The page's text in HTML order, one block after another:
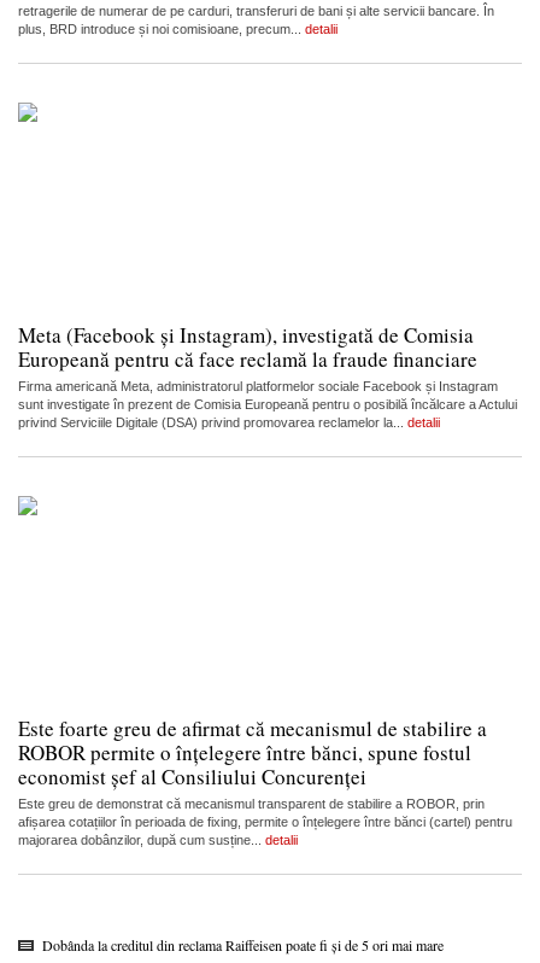
retragerile de numerar de pe carduri, transferuri de bani și alte servicii bancare. În
plus, BRD introduce și noi comisioane, precum... detalii
Meta (Facebook și Instagram), investigată de Comisia
Europeană pentru că face reclamă la fraude financiare
Firma americană Meta, administratorul platformelor sociale Facebook și Instagram
sunt investigate în prezent de Comisia Europeană pentru o posibilă încălcare a Actului
privind Serviciile Digitale (DSA) privind promovarea reclamelor la... detalii
Este foarte greu de afirmat că mecanismul de stabilire a
ROBOR permite o înțelegere între bănci, spune fostul
economist șef al Consiliului Concurenței
Este greu de demonstrat că mecanismul transparent de stabilire a ROBOR, prin
afișarea cotațiilor în perioada de fixing, permite o înțelegere între bănci (cartel) pentru
majorarea dobânzilor, după cum susține... detalii
Dobânda la creditul din reclama Raiffeisen poate fi și de 5 ori mai mare